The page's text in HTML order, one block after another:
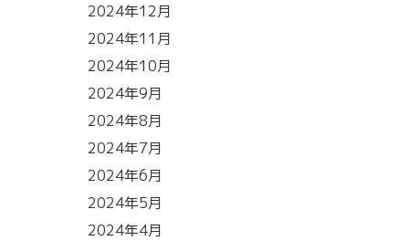
2024年12月
2024年11月
2024年10月
2024年9月
2024年8月
2024年7月
2024年6月
2024年5月
2024年4月